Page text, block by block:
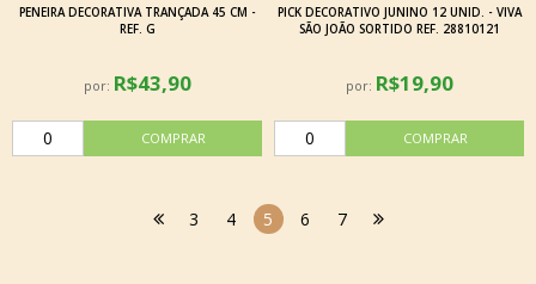
PENEIRA DECORATIVA TRANÇADA 45 CM -
REF. G
por: R$43,90
PICK DECORATIVO JUNINO 12 UNID. - VIVA
SÃO JOÃO SORTIDO REF. 28810121
por: R$19,90
3 4 5 6 7